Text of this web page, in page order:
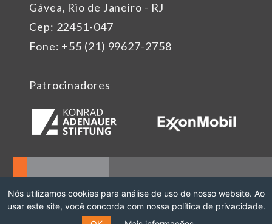
Gávea, Rio de Janeiro - RJ
Cep: 22451-047
Fone: +55 (21) 99627-2758
Patrocinadores
Nós utilizamos cookies para análise de uso de nosso website. Ao
usar este site, você concorda com nossa política de privacidade.